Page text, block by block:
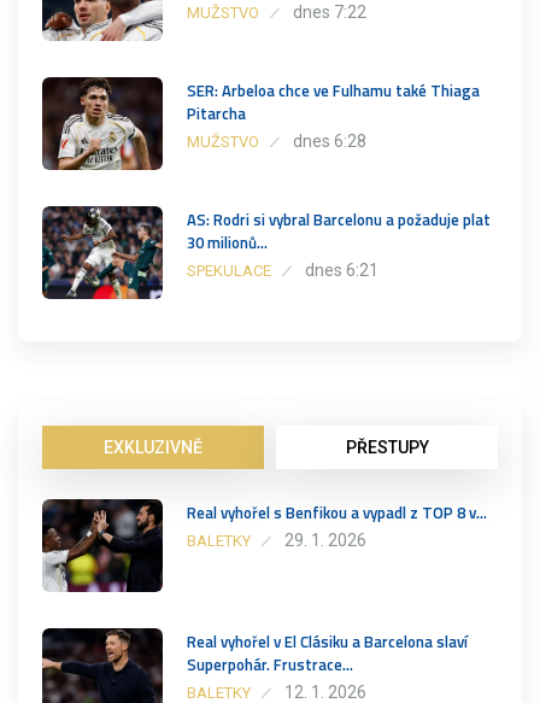
MUŽSTVO dnes 7:22
SER: Arbeloa chce ve Fulhamu také Thiaga
Pitarcha
MUŽSTVO dnes 6:28
AS: Rodri si vybral Barcelonu a požaduje plat
30 milionů…
SPEKULACE dnes 6:21
EXKLUZIVNĚ PŘESTUPY
Real vyhořel s Benfikou a vypadl z TOP 8 v…
BALETKY 29. 1. 2026
Real vyhořel v El Clásiku a Barcelona slaví
Superpohár. Frustrace…
BALETKY 12. 1. 2026